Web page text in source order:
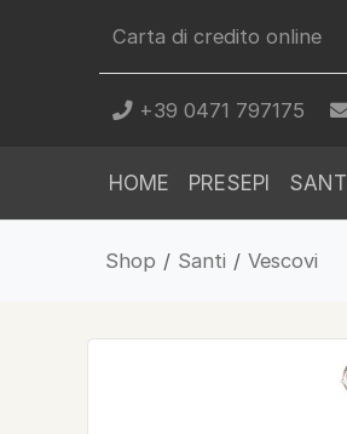
Carta di credito online
+39 0471 797175
HOME PRESEPI SANTI
Shop / Santi / Vescovi